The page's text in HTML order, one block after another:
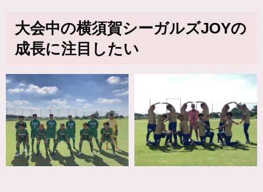
大会中の横須賀シーガルズJOYの
成長に注目したい